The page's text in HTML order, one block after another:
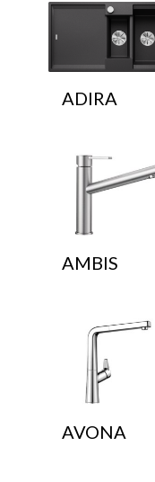
ADIRA
AMBIS
AVONA